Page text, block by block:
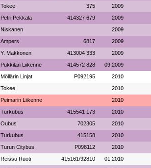
Tokee 375 2009
Petri Pekkala 414327 679 2009
Niskanen 2009
Ampers 6817 2009
Y. Makkonen 413004 333 2009
Pukkilan Liikenne 414572 828 09.2009
Möllärin Linjat P092195 2010
Tokee 2010
Peimarin Liikenne 2010
Turkubus 415541 173 2010
Oubus 702305 2010
Turkubus 415158 2010
Turun Citybus P098112 2010
Reissu Ruoti 415161/92810 01.2010